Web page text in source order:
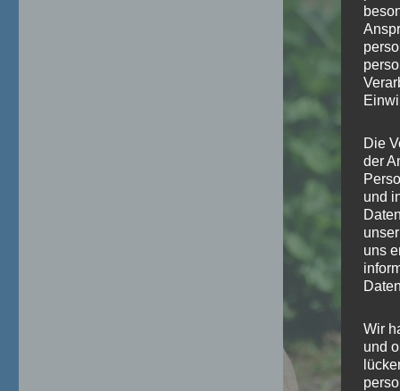
Die
der
und
uns
Wir
und